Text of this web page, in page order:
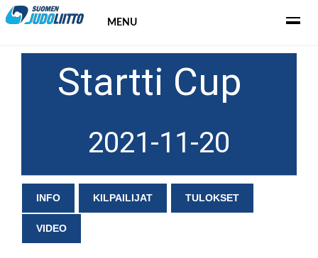
MENU
Startti Cup
2021-11-20
INFO KILPAILIJAT TULOKSET
VIDEO